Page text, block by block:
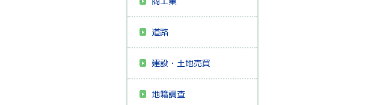
道路
建設・土地売買
地籍調査